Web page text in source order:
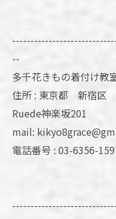
--
多千花きもの着付け教
住所 : 東京都 新宿
Ruede神楽坂201
mail:
電話番号 : 03-6356-